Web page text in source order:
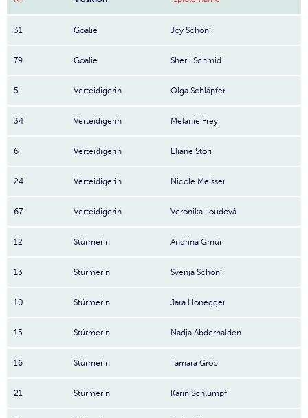
31 Goalie Joy Schöni
79 Goalie Sheril Schmid
5 Verteidigerin Olga Schläpfer
34 Verteidigerin Melanie Frey
6 Verteidigerin Eliane Störi
24 Verteidigerin Nicole Meisser
67 Verteidigerin Veronika Loudová
12 Stürmerin Andrina Gmür
13 Stürmerin Svenja Schöni
10 Stürmerin Jara Honegger
15 Stürmerin Nadja Abderhalden
16 Stürmerin Tamara Grob
21 Stürmerin Karin Schlumpf